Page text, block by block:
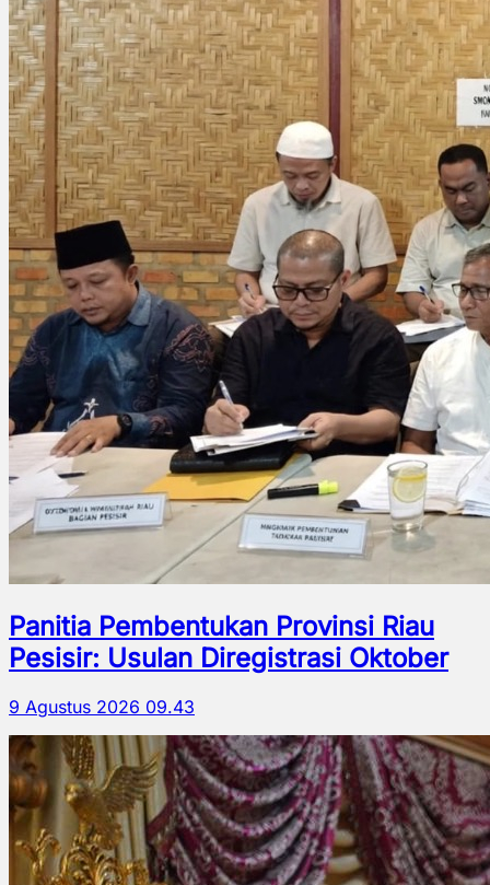
Panitia Pembentukan Provinsi Riau
Pesisir: Usulan Diregistrasi Oktober
9 Agustus 2026 09.43